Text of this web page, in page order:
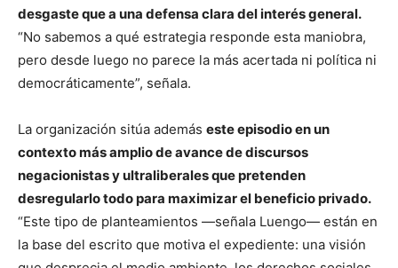
desgaste que a una defensa clara del interés general.
“No sabemos a qué estrategia responde esta maniobra,
pero desde luego no parece la más acertada ni política ni
democráticamente”, señala.
La organización sitúa además este episodio en un
contexto más amplio de avance de discursos
negacionistas y ultraliberales que pretenden
desregularlo todo para maximizar el beneficio privado.
“Este tipo de planteamientos —señala Luengo— están en
la base del escrito que motiva el expediente: una visión